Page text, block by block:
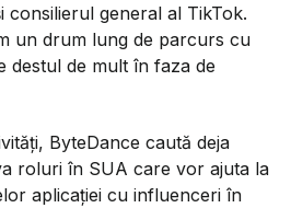
consilierul general al TikTok.
un drum lung de parcurs cu
destul de mult în faza de
ByteDance caută deja
roluri în SUA care vor ajuta la
aplicației cu influenceri în